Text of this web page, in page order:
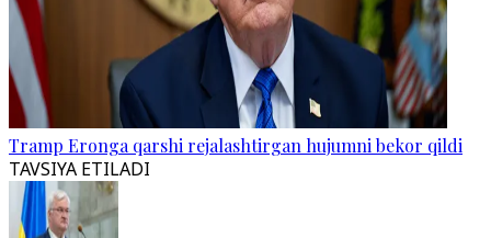
Tramp Eronga qarshi rejalashtirgan hujumni bekor qildi
TAVSIYA ETILADI